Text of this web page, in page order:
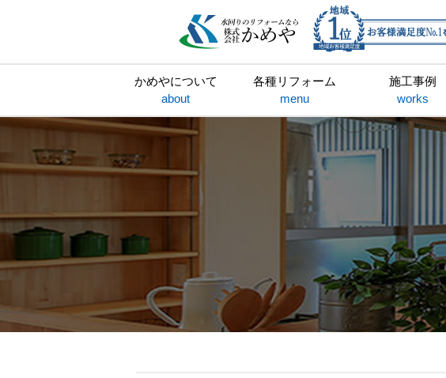
かめやについて
about
各種リフォーム
menu
施工事例
works